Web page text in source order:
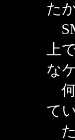
た
上
な
何
て
た